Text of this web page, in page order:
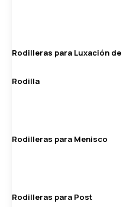
Rodilleras para Luxación de
Rodilla
Rodilleras para Menisco
Rodilleras para Post